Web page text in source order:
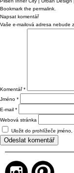
Bookmark the permalink
Napsat komentář
Vaše e-mailová adresa nebude
Komentář*
Jméno *
E-mail *
Webová stránka
Uložit do prohlížeče